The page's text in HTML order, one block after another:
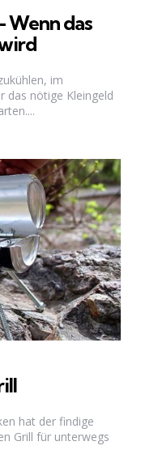
Wenn das
im
das nötige Kleingeld
hat der findige
Grill für unterwegs